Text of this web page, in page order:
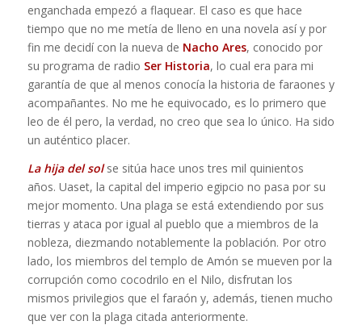
enganchada empezó a flaquear. El caso es que hace
tiempo que no me metía de lleno en una novela así y por
fin me decidí con la nueva de Nacho Ares, conocido por
su programa de radio Ser Historia, lo cual era para mi
garantía de que al menos conocía la historia de faraones y
acompañantes. No me he equivocado, es lo primero que
leo de él pero, la verdad, no creo que sea lo único. Ha sido
un auténtico placer.
La hija del solse sitúa hace unos tres mil quinientos
años. Uaset, la capital del imperio egipcio no pasa por su
mejor momento. Una plaga se está extendiendo por sus
tierras y ataca por igual al pueblo que a miembros de la
nobleza, diezmando notablemente la población. Por otro
lado, los miembros del templo de Amón se mueven por la
corrupción como cocodrilo en el Nilo, disfrutan los
mismos privilegios que el faraón y, además, tienen mucho
que ver con la plaga citada anteriormente.